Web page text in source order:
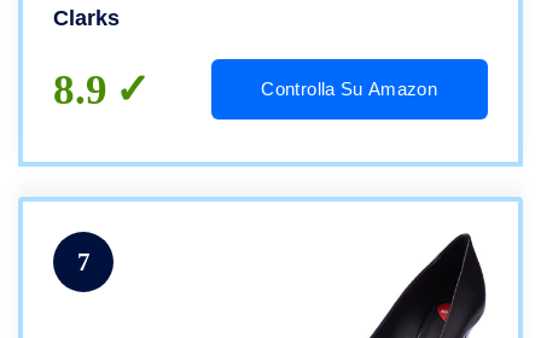
Clarks
8.9 Controlla Su Amazon
7